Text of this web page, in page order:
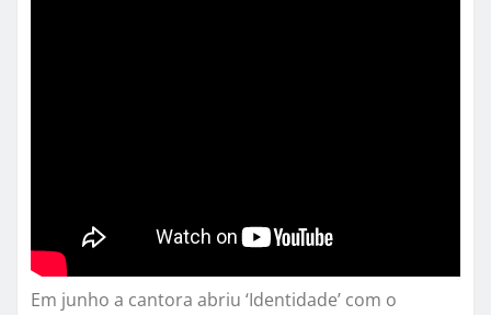
Em junho a cantora abriu ‘Identidade’ com o